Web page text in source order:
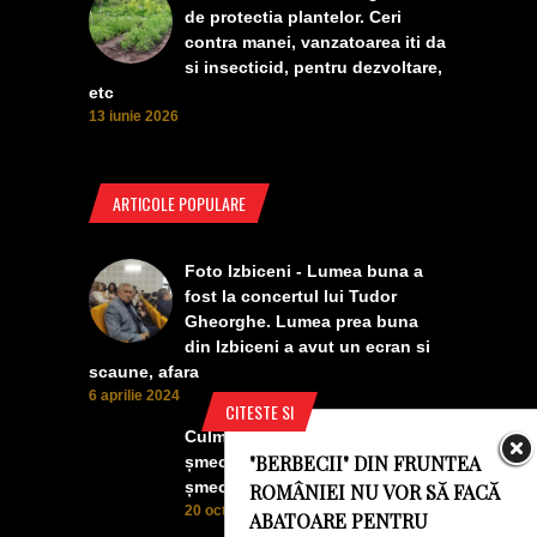
CITESTE SI
"BERBECII" DIN FRUNTEA
ROMÂNIEI NU VOR SĂ FACĂ
ABATOARE PENTRU
de protectia plantelor. Ceri
contra manei, vanzatoarea iti da
si insecticid, pentru dezvoltare,
etc
13 iunie 2026
ARTICOLE POPULARE
Foto Izbiceni - Lumea buna a
fost la concertul lui Tudor
Gheorghe. Lumea prea buna
din Izbiceni a avut un ecran si
scaune, afara
6 aprilie 2024
Culmea smecheriei! O mașină
șmecheră l-a trădat pe cel mai
șmecher oltean
20 octombrie 2022